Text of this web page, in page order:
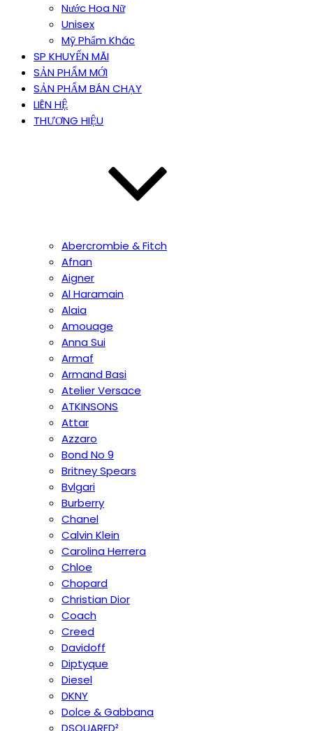
Nước Hoa Nữ
Unisex
Mỹ Phẩm Khác
SP KHUYẾN MÃI
SẢN PHẨM MỚI
SẢN PHẨM BÁN CHẠY
LIÊN HỆ
THƯƠNG HIỆU
Abercrombie & Fitch
Afnan
Aigner
Al Haramain
Alaia
Amouage
Anna Sui
Armaf
Armand Basi
Atelier Versace
ATKINSONS
Attar
Azzaro
Bond No 9
Britney Spears
Bvlgari
Burberry
Chanel
Calvin Klein
Carolina Herrera
Chloe
Chopard
Christian Dior
Coach
Creed
Davidoff
Diptyque
Diesel
DKNY
Dolce & Gabbana
DSQUARED²